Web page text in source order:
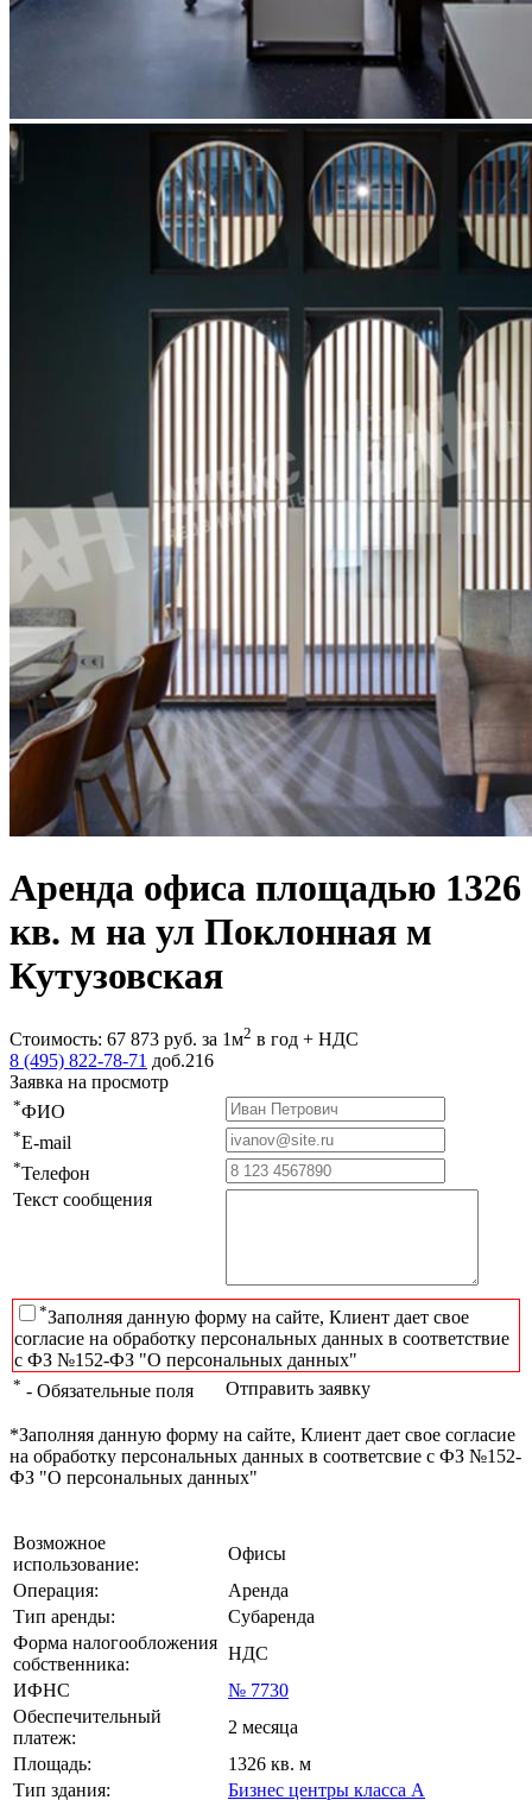
Аренда офиса площадью 1326
кв. м на ул Поклонная м
Кутузовская
Стоимость: 67 873 руб. за 1м2 в год + НДС
8 (495) 822-78-71 доб.216
Заявка на просмотр
*ФИО
*E-mail
*Телефон
Текст сообщения
*Заполняя данную форму на сайте, Клиент дает свое
согласие на обработку персональных данных в соответствие
с ФЗ №152-ФЗ "О персональных данных"
* - Обязательные поля Отправить заявку
*Заполняя данную форму на сайте, Клиент дает свое согласие
на обработку персональных данных в соответсвие с ФЗ №152-
ФЗ "О персональных данных"
Возможное
использование:
Офисы
Операция:
Аренда
Тип аренды:
Субаренда
Форма налогообложения
собственника:
НДС
ИФНС
№ 7730
Обеспечительный
платеж:
2 месяца
Площадь:
1326 кв. м
Тип здания:
Бизнес центры класса А